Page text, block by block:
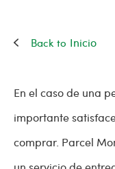
Inicio
En el caso de una
importante
comprar. Parcel